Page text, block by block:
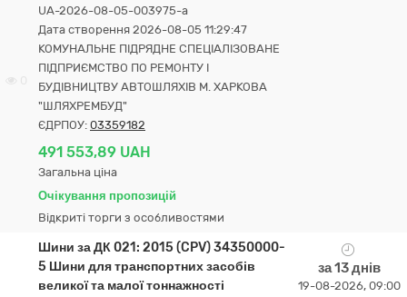
UA-2026-08-05-003975-a
Дата створення 2026-08-05 11:29:47
КОМУНАЛЬНЕ ПІДРЯДНЕ СПЕЦІАЛІЗОВАНЕ
ПІДПРИЄМСТВО ПО РЕМОНТУ І
БУДІВНИЦТВУ АВТОШЛЯХІВ М. ХАРКОВА
"ШЛЯХРЕМБУД"
ЄДРПОУ: 03359182
491 553,89 UAH
Загальна ціна
Очікування пропозицій
Відкриті торги з особливостями
Шини за ДК 021: 2015 (CPV) 34350000-
5 Шини для транспортних засобів
великої та малої тоннажності
за 13 днів
19-08-2026, 09:00